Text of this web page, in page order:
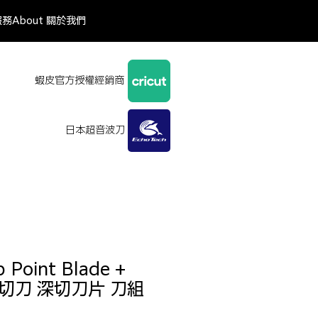
About 關於我們
蝦皮官方授權經銷商
日本超音波刀
Point Blade +
刀 深切刀片 刀組